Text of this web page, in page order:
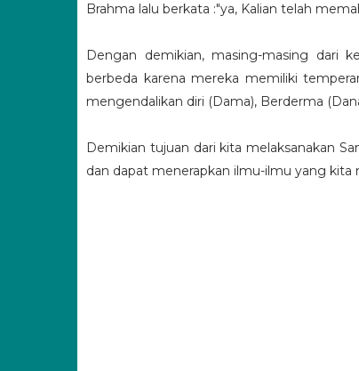
Brahma lalu berkata :"ya, Kalian telah
Dengan demikian, masing-masing dari
berbeda karena mereka memiliki
mengendalikan diri (Dama), Berderma
Demikian tujuan dari kita melaksanakan
dan dapat menerapkan ilmu-ilmu yang kita